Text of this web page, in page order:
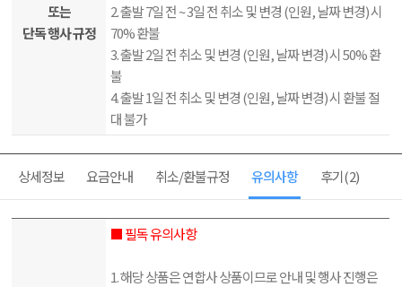
또는
단독 행사 규정
2. 출발 7일 전 ~ 3일 전 취소 및 변경 (인원, 날짜 변경) 시
70% 환불
3. 출발 2일 전 취소 및 변경 (인원, 날짜 변경) 시 50% 환
불
4. 출발 1일 전 취소 및 변경 (인원, 날짜 변경) 시 환불 절
대 불가
상세정보 요금안내 취소/환불규정 유의사항 후기(2)
■ 필독 유의사항
1. 해당 상품은 연합사 상품이므로 안내 및 행사 진행은